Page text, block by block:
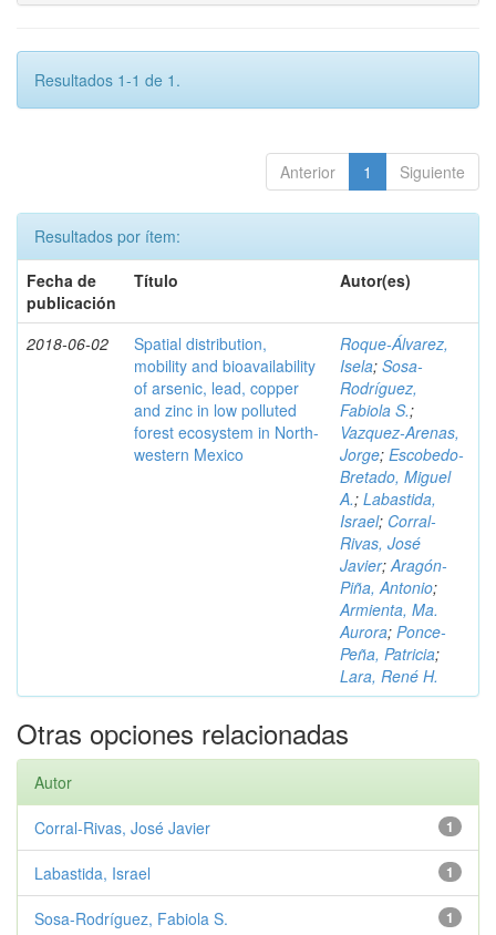
Resultados 1-1 de 1.
Anterior 1 Siguiente
Resultados por ítem:
Fecha de
publicación
Título Autor(es)
2018-06-02
Spatial distribution,
mobility and bioavailability
of arsenic, lead, copper
and zinc in low polluted
forest ecosystem in North-
western Mexico
Roque-Álvarez,
Isela; Sosa-
Rodríguez,
Fabiola S.;
Vazquez-Arenas,
Jorge; Escobedo-
Bretado, Miguel
A.; Labastida,
Israel; Corral-
Rivas, José
Javier;Aragón-
Piña, Antonio;
Armienta, Ma.
Aurora; Ponce-
Peña, Patricia;
Lara, René H.
Otras opciones relacionadas
Autor
1
Corral-Rivas, José Javier
1
Labastida, Israel
1
Sosa-Rodríguez, Fabiola S.